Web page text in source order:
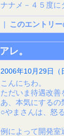
ナナメ－４５度に
| このエントリ
アレ。
2006年10月29日（
こんにちわ。
ただいま待遇改
あ、本気にするの
○やまさんは、怒
例によって開発